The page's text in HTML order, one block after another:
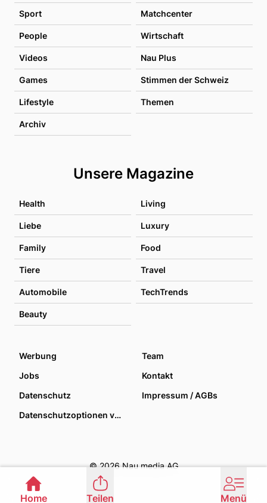
Sport Matchcenter
People Wirtschaft
Videos Nau Plus
Games Stimmen der Schweiz
Lifestyle Themen
Archiv
Unsere Magazine
Health Living
Liebe Luxury
Family Food
Tiere Travel
Automobile TechTrends
Beauty
Werbung
Team
Jobs
Kontakt
Datenschutz
Impressum / AGBs
Datenschutzoptionen verwalten
© 2026 Nau media AG
Home Teilen Menü